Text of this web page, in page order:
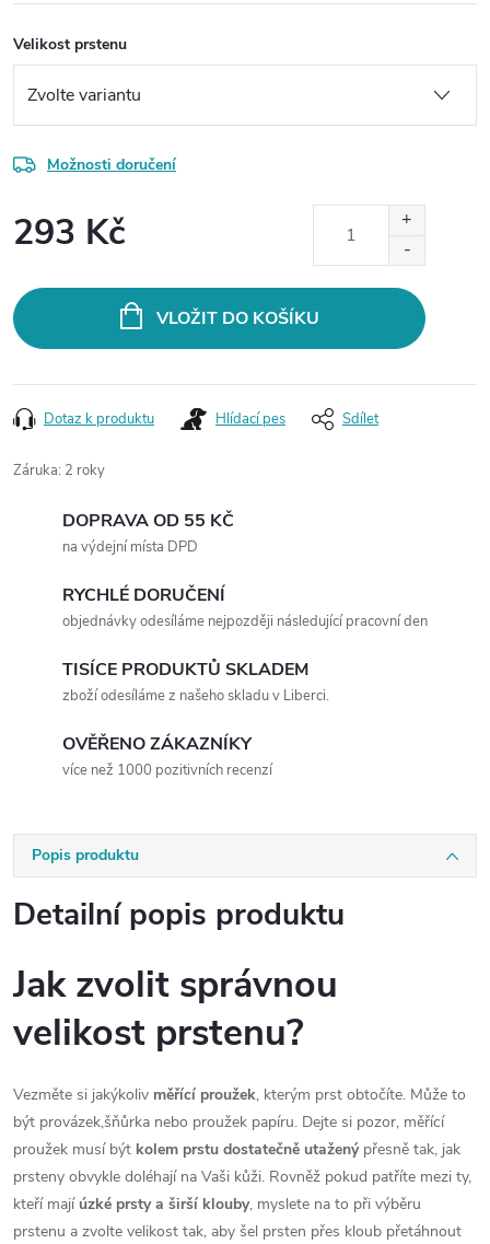
Velikost prstenu
Možnosti doručení
293 Kč
VLOŽIT DO KOŠÍKU
Dotaz k produktu Hlídací pes Sdílet
Záruka: 2 roky
DOPRAVA OD 55 KČ
na výdejní místa DPD
RYCHLÉ DORUČENÍ
objednávky odesíláme nejpozději následující pracovní den
TISÍCE PRODUKTŮ SKLADEM
zboží odesíláme z našeho skladu v Liberci.
OVĚŘENO ZÁKAZNÍKY
více než 1000 pozitivních recenzí
Popis produktu
Detailní popis produktu
Jak zvolit správnou
velikost prstenu?
Vezměte si jakýkoliv měřící proužek, kterým prst obtočíte. Může to
být provázek,šňůrka nebo proužek papíru. Dejte si pozor, měřící
proužek musí být kolem prstu dostatečně utaženýpřesně tak, jak
prsteny obvykle doléhají na Vaši kůži. Rovněž pokud patříte mezi ty,
kteří mají úzké prsty a širší klouby, myslete na to při výběru
prstenu a zvolte velikost tak, aby šel prsten přes kloub přetáhnout